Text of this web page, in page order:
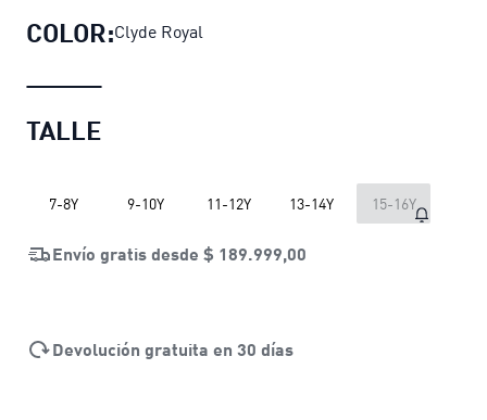
COLOR:Clyde Royal
TALLE
7-8Y 9-10Y 11-12Y 13-14Y 15-16Y
Envío gratis desde $ 189.999,00
Devolución gratuita en 30 días